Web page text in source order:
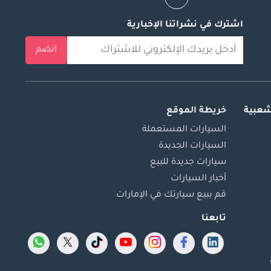
اشترك في نشراتنا الإخبارية
انضم
خريطة الموقع
السيارات المستعملة
السيارات الجديدة
سيارات جديدة للبيع
أخبار السيارات
قم ببيع سيارتك في الإمارات
تابعنا